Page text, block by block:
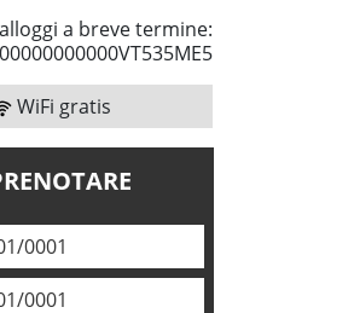
a breve termine:
WiFi gratis
0001
0001